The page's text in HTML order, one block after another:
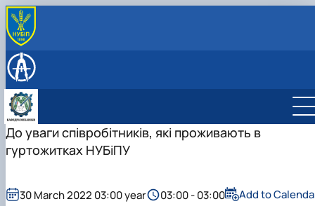
ПРО КАФЕДРУ
Робочі програми навчальних дисциплін
Робочі програми навчальних дисциплін
Освітньо-професійна програма
2025-2026 н.р.
Освітні компоненти (робочі програми) ОПП
До уваги співробітників, які проживають в
гуртожитках НУБіПУ
30 March 2022 03:00 year 03:00 - 03:00 Add to